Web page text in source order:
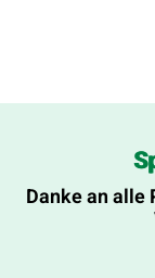
Danke an alle